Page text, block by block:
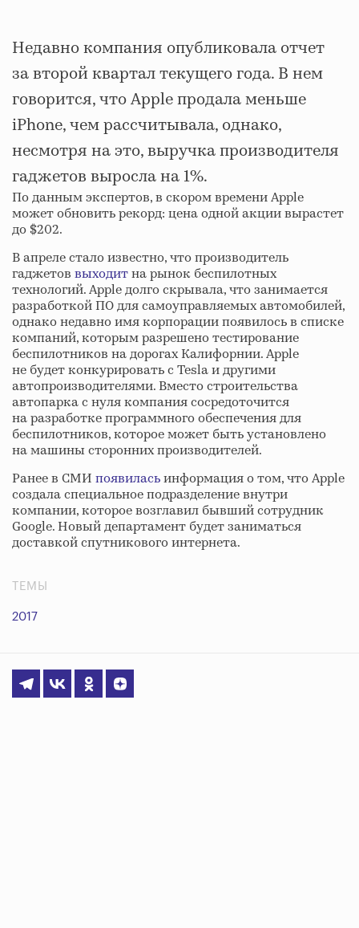
Недавно компания опубликовала отчет
за второй квартал текущего года. В нем
говорится, что Apple продала меньше
iPhone, чем рассчитывала, однако,
несмотря на это, выручка производителя
гаджетов выросла на 1%.
По данным экспертов, в скором времени Apple
может обновить рекорд: цена одной акции вырастет
до $202.
В апреле стало известно, что производитель
гаджетов выходитна рынок беспилотных
технологий. Apple долго скрывала, что занимается
разработкой ПО для самоуправляемых автомобилей,
однако недавно имя корпорации появилось в списке
компаний, которым разрешено тестирование
беспилотников на дорогах Калифорнии. Apple
не будет конкурировать с Tesla и другими
автопроизводителями. Вместо строительства
автопарка с нуля компания сосредоточится
на разработке программного обеспечения для
беспилотников, которое может быть установлено
на машины сторонних производителей.
Ранее в СМИ появиласьинформация о том, что Apple
создала специальное подразделение внутри
компании, которое возглавил бывший сотрудник
Google. Новый департамент будет заниматься
доставкой спутникового интернета.
ТЕМЫ
2017